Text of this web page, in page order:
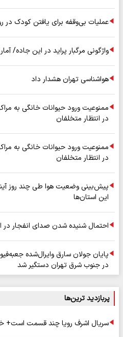
عملیات بی‌وقفه برای یافتن کودک در
واژگونی مرگبار پراید در این جاده/
هواشناسی تهران هشدار داد
ممنوعیت ورود حیوانات خانگی به
در انتظار متخلفان
ممنوعیت ورود حیوانات خانگی به
در انتظار متخلفان
پیش‌بینی وضعیت هوا طی چند روز
این استان‌ها
احتمال شنیده شدن صدای انفجار در
در جنوب شرق تهران دستگیر شد
پربازدید ترین‌ها
سریال اشرف رویا چند قسمت است+